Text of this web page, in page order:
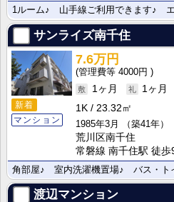
1ルーム♪ 山手線ご利用できます♪
サンライズ南千住
新着
マンション
7.6万円
4000円
1ヶ月
1ヶ月
1K
23.32㎡
1985年3月
（築41年）
荒川区南千住
常磐線 南千住駅 徒歩
角部屋♪ 室内洗濯機置場♪ バス・ト
渡辺マンション